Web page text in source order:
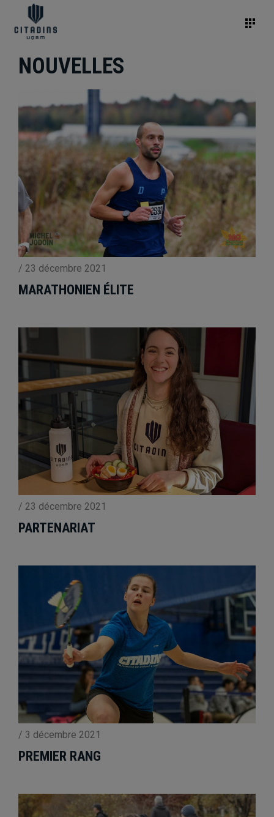
NOUVELLES
/ 23 décembre 2021
MARATHONIEN ÉLITE
/ 23 décembre 2021
PARTENARIAT
/ 3 décembre 2021
PREMIER RANG